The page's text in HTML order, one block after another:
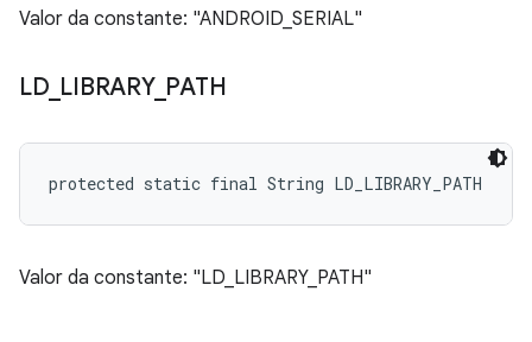
Valor da constante: "ANDROID_SERIAL"
LD_ LIBRARY_ PATH
protected static final String LD_LIBRARY_PATH
Valor da constante: "LD_LIBRARY_PATH"